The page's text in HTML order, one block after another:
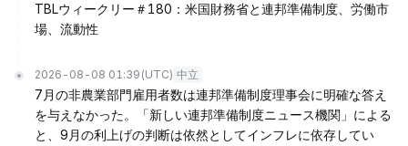
TBLウィークリー＃180：米国財務省と連邦準備制度、労働市
場、流動性
2026-08-08 01:39 (UTC) 中立
7月の非農業部門雇用者数は連邦準備制度理事会に明確な答え
を与えなかった。「新しい連邦準備制度ニュース機関」による
と、9月の利上げの判断は依然としてインフレに依存してい